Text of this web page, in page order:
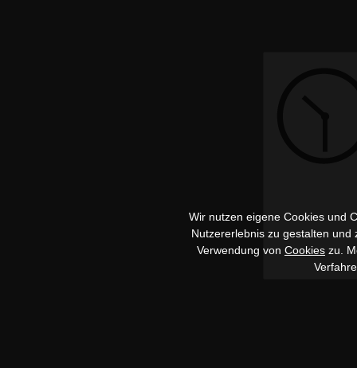
Wir nutzen eigene Cookies und
Nutzererlebnis zu gestalten
Verwendung von Cookies zu.